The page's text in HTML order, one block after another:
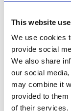
This website
We use cookies
provide social
We also share
our social
may combine it
provided to
of their services.